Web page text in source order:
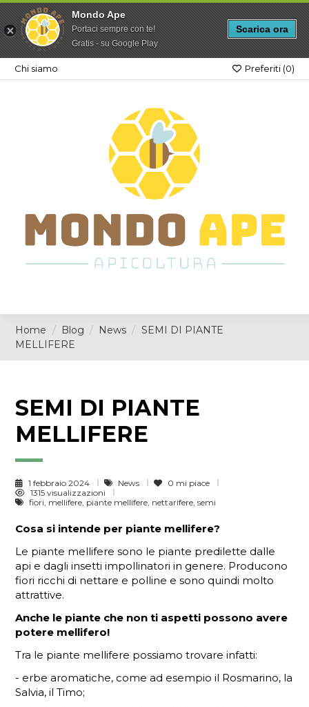
Mondo Ape
Portaci sempre con te!
Gratis - su Google Play
Scarica ora
Chi siamo Preferiti (0)
Home Blog News
SEMI DI PIANTE
MELLIFERE
SEMI DI PIANTE
MELLIFERE
1 febbraio 2024 News 0 mi piace
1315 visualizzazioni
fiori, mellifere, piante mellifere, nettarifere, semi
Cosa si intende per piante mellifere?
Le piante mellifere sono le piante predilette dalle
api e dagli insetti impollinatori in genere. Producono
fiori ricchi di nettare e polline e sono quindi molto
attrattive.
Anche le piante che non ti aspetti possono avere
potere mellifero!
Tra le piante mellifere possiamo trovare infatti:
- erbe aromatiche, come ad esempio il Rosmarino, la
Salvia, il Timo;